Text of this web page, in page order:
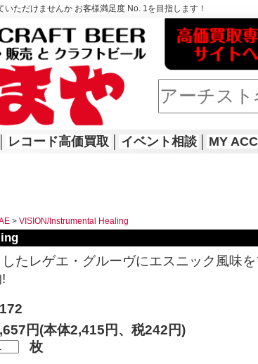
ただけませんか お客様満足度 No. 1を目指します！
レコード高価買取 イベント相談 MY
> VISION/Instrumental Healing
たレゲエ・グルーヴにエスニック風味
円(本体2,415円、税242円)
枚